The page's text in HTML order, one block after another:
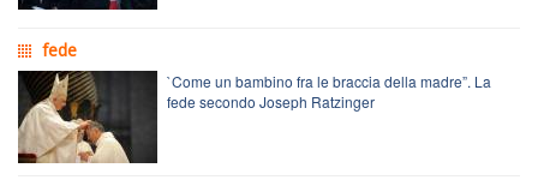
fede
`Come un bambino fra le braccia della madre”. La
fede secondo Joseph Ratzinger